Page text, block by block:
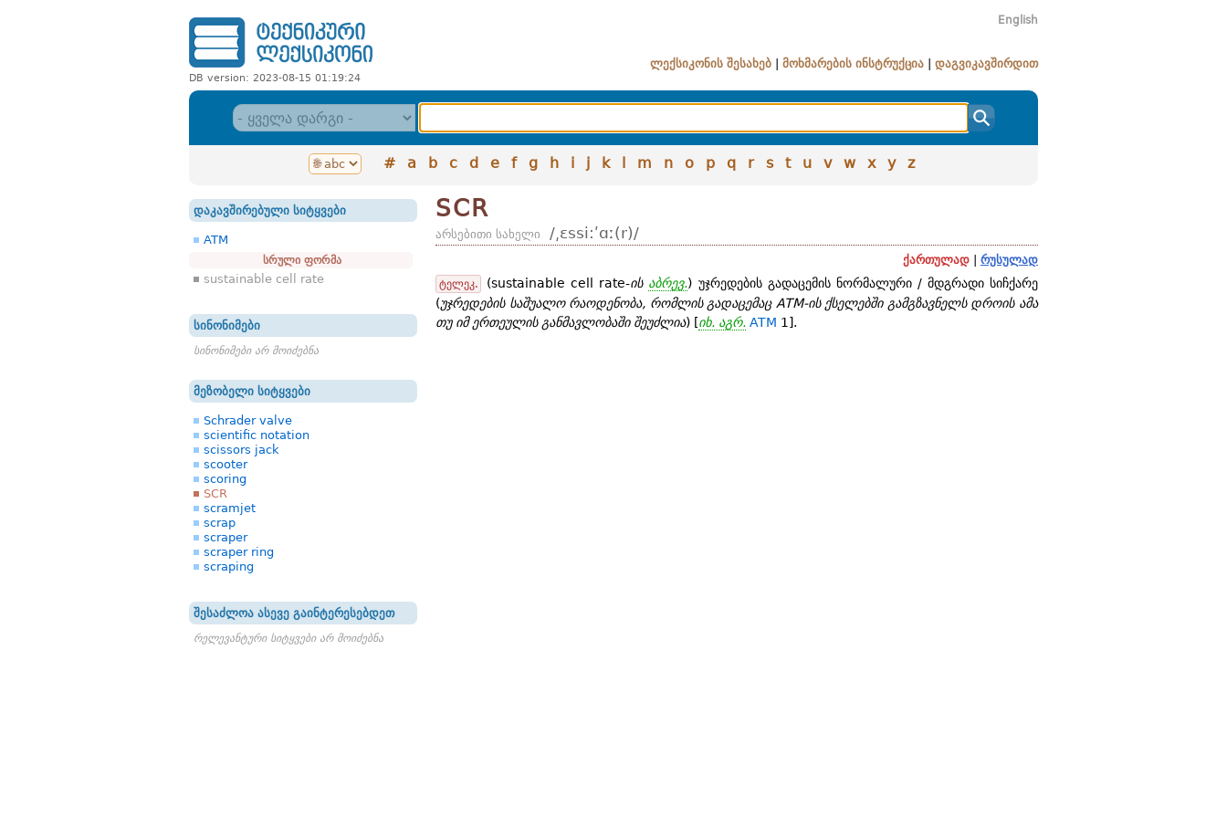
DB version: 2023-08-15 01:19:24
English
ლექსიკონის შესახებ მოხმარების ინსტრუქცია დაგვიკავშირდით
# a b c d e f g h i j k l m n o p q r s t u v w x y z
დაკავშირებული სიტყვები
ATM
სრული ფორმა
sustainable cell rate
სინონიმები
სინონიმები არ მოიძებნა
მეზობელი სიტყვები
Schrader valve
scientific notation
scissors jack
scooter
scoring
SCR
scramjet
scrap
scraper
scraper ring
scraping
შესაძლოა ასევე გაინტერესებდეთ
რელევანტური სიტყვები არ მოიძებნა
SCR
არსებითი სახელი /͵ɛssi:ʹɑː(r)/
ქართულად რუსულად
ტელეკ. (sustainable cell rate-ის აბრევ.) უჯრედების გადაცემის ნორმალური / მდგრადი სიჩქარე
(უჯრედების საშუალო რაოდენობა, რომლის გადაცემაც ATM-ის ქსელებში გამგზავნელს დროის ამა
თუ იმ ერთეულის განმავლობაში შეუძლია) [იხ. აგრ. ATM 1].